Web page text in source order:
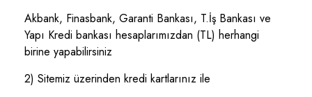
Akbank, Finasbank, Garanti Bankası, T.İş Bankası ve
Yapı Kredi bankası hesaplarımızdan (TL) herhangi
birine yapabilirsiniz
2) Sitemiz üzerinden kredi kartlarınız ile